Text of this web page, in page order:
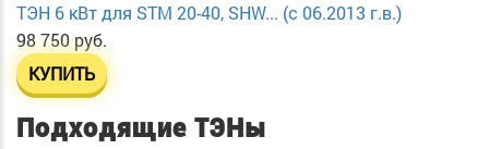
ТЭН 6 кВт для STM 20-40, SHW... (с 06.2013 г.в.)
98 750 руб.
КУПИТЬ
Подходящие ТЭНы